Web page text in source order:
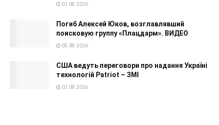
01.08.2026
Погиб Алексей Юков, возглавлявший
поисковую группу «Плацдарм». ВИДЕО
05.08.2026
США ведуть переговори про надання Україні
технологій Patriot – ЗМІ
02.08.2026